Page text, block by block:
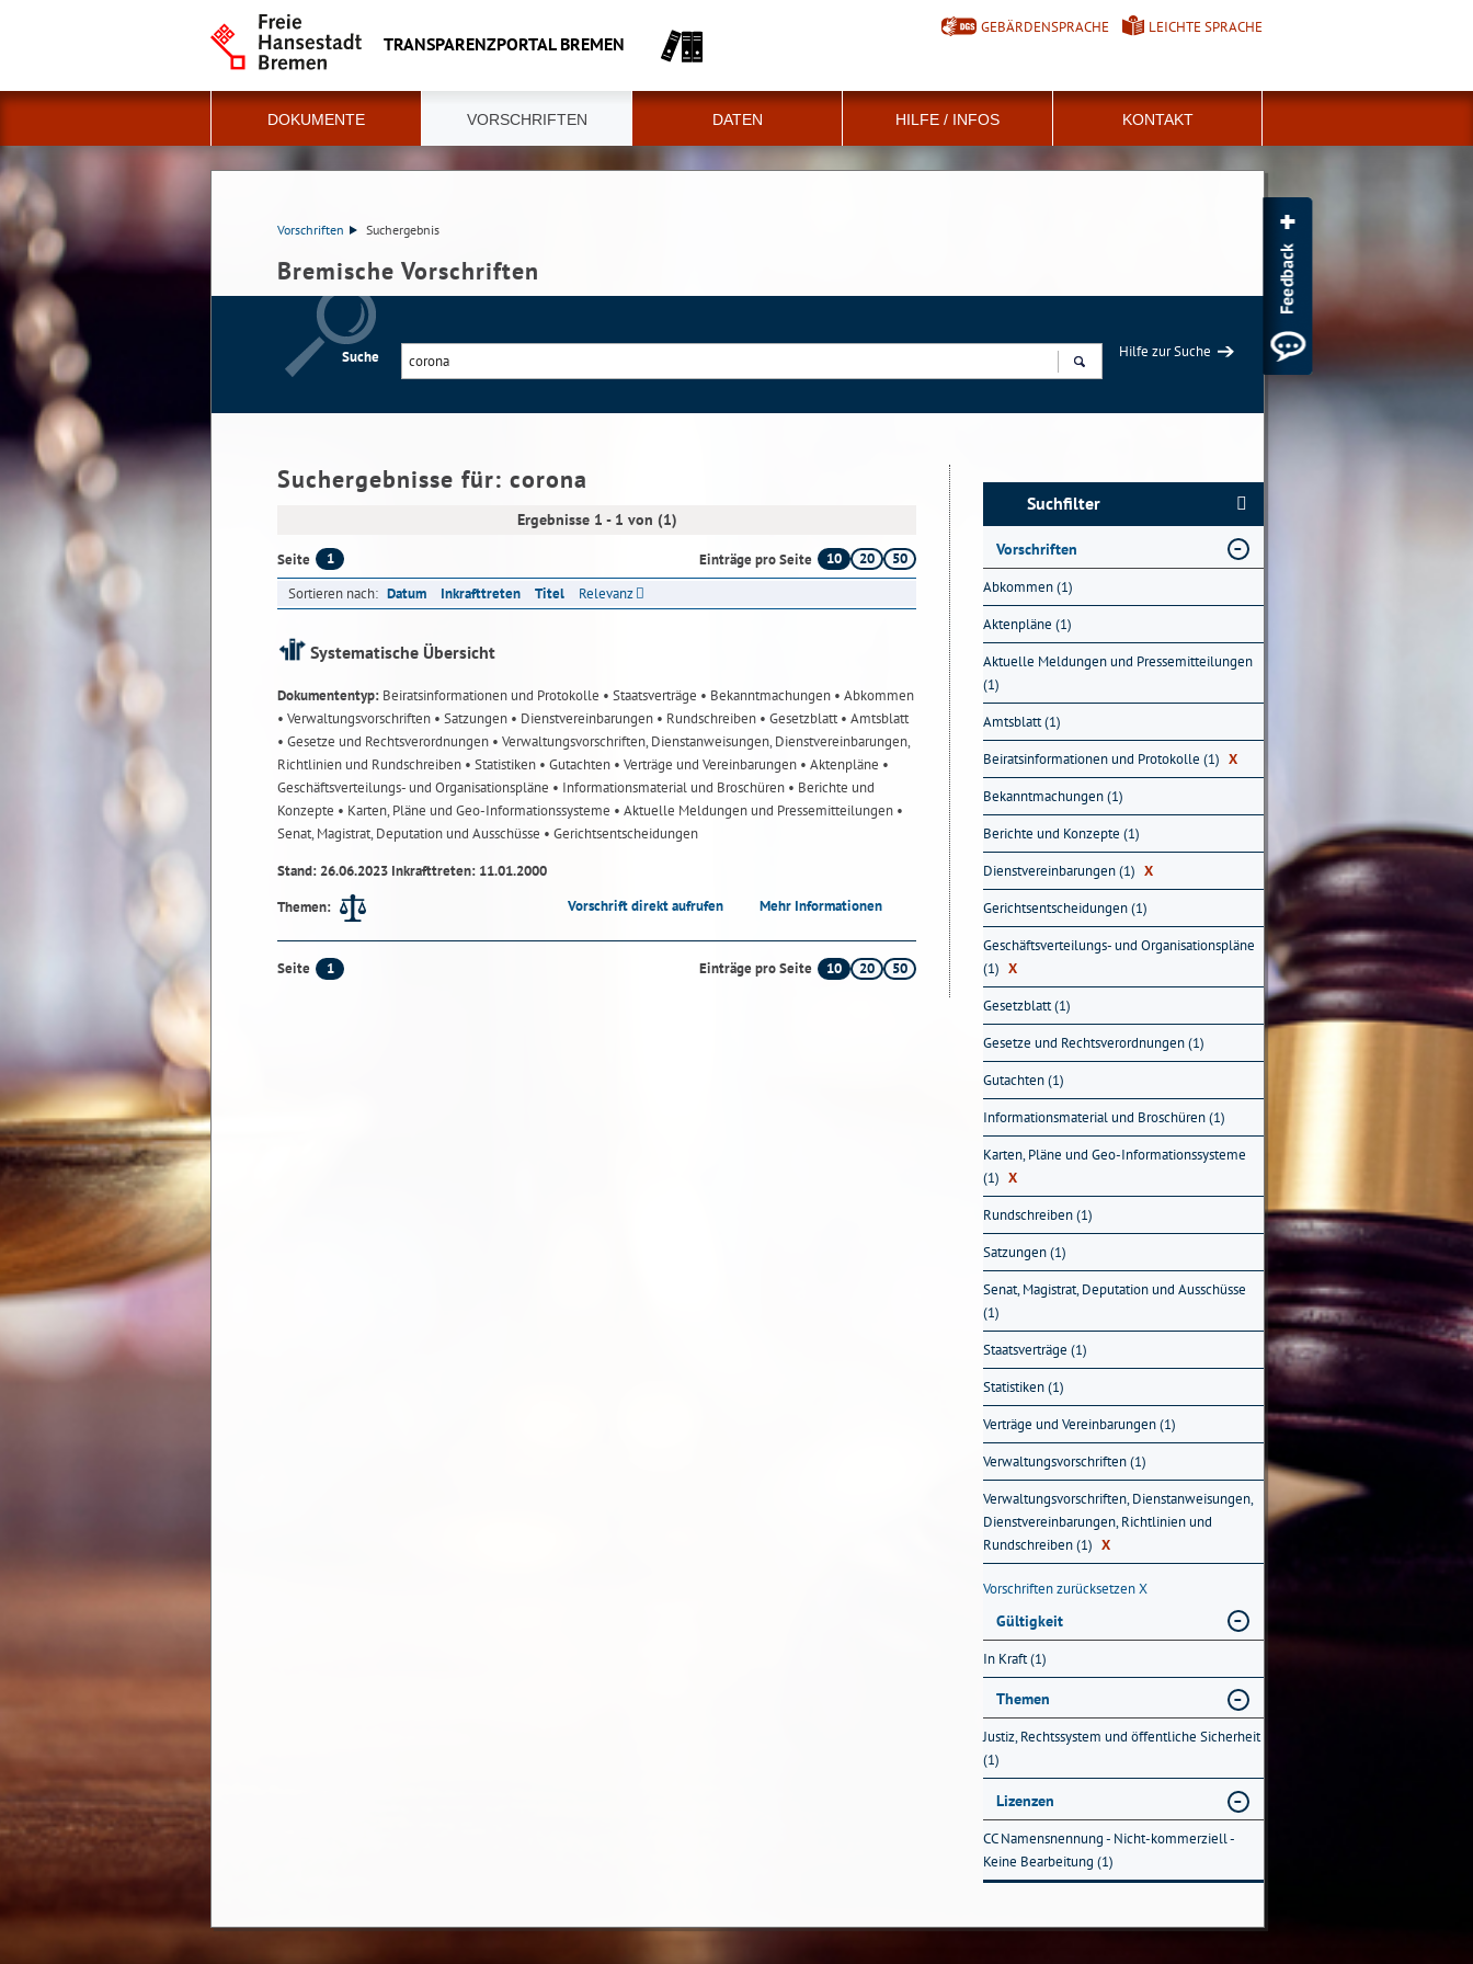
TRANSPARENZPORTAL BREMEN
GEBÄRDENSPRACHE LEICHTE SPRACHE
DOKUMENTE VORSCHRIFTEN DATEN HILFE / INFOS KONTAKT
Vorschriften Suchergebnis
Bremische Vorschriften
Suche
Hilfe zur Suche
Suchergebnisse für: corona
Ergebnisse 1 - 1 von (1)
Seite 1 Einträge pro Seite 10 20
50
Sortieren nach: Datum Inkrafttreten Titel Relevanz
Systematische Übersicht
Dokumententyp: Beiratsinformationen und Protokolle • Staatsverträge • Bekanntmachungen • Abkommen
• Verwaltungsvorschriften • Satzungen • Dienstvereinbarungen • Rundschreiben • Gesetzblatt• Amtsblatt
• Gesetze und Rechtsverordnungen • Verwaltungsvorschriften, Dienstanweisungen, Dienstvereinbarungen,
Richtlinien und Rundschreiben • Statistiken • Gutachten • Verträge und Vereinbarungen • Aktenpläne •
Geschäftsverteilungs- und Organisationspläne • Informationsmaterial und Broschüren • Berichte und
Konzepte • Karten, Pläne und Geo-Informationssysteme • Aktuelle Meldungen und Pressemitteilungen •
Senat, Magistrat, Deputation und Ausschüsse • Gerichtsentscheidungen
Stand: 26.06.2023 Inkrafttreten: 11.01.2000
Themen:
Vorschrift direkt aufrufen Mehr Informationen
Seite 1 Einträge pro Seite 10 20 50
Suchfilter
Vorschriften
Abkommen (1)
Aktenpläne (1)
Aktuelle Meldungen und Pressemitteilungen
(1)
Amtsblatt (1)
Beiratsinformationen und Protokolle (1) X
Bekanntmachungen (1)
Berichte und Konzepte (1)
Dienstvereinbarungen (1) X
Gerichtsentscheidungen (1)
Geschäftsverteilungs- und Organisationspläne
(1) X
Gesetzblatt (1)
Gesetze und Rechtsverordnungen (1)
Gutachten (1)
Informationsmaterial und Broschüren (1)
Karten, Pläne und Geo-Informationssysteme
(1) X
Rundschreiben (1)
Satzungen (1)
Senat, Magistrat, Deputation und Ausschüsse
(1)
Staatsverträge (1)
Statistiken (1)
Verträge und Vereinbarungen (1)
Verwaltungsvorschriften (1)
Verwaltungsvorschriften, Dienstanweisungen,
Dienstvereinbarungen, Richtlinien und
Rundschreiben (1) X
Vorschriften zurücksetzenX
Gültigkeit
In Kraft (1)
Themen
Justiz, Rechtssystem und öffentliche Sicherheit
(1)
Lizenzen
CC Namensnennung - Nicht-kommerziell -
Keine Bearbeitung (1)